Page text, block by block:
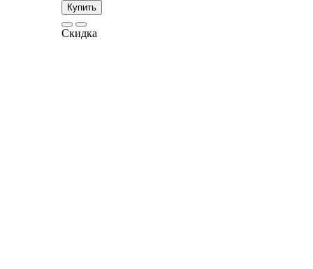
Купить
Скидка